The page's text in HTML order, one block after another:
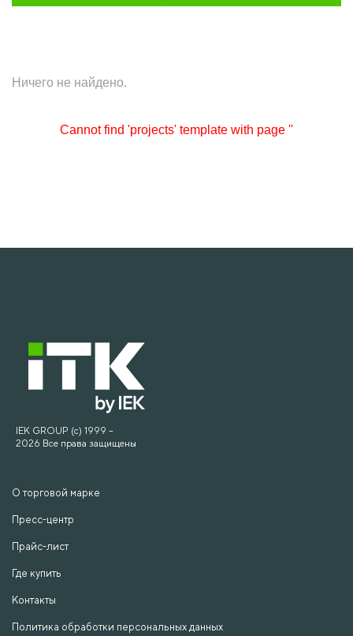
Ничего не найдено.
Cannot find 'projects' template with page ''
IEK GROUP (c) 1999 –
2026 Все права защищены
О торговой марке
Пресс-центр
Прайс-лист
Где купить
Контакты
Политика обработки персональных данных